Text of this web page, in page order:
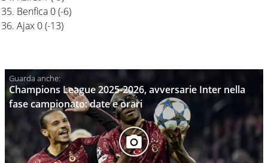
Benfica 0 (-6)
Ajax 0 (-13)
Champions League 2025-2026, avversarie Inter nella
fase campionato: date e orari